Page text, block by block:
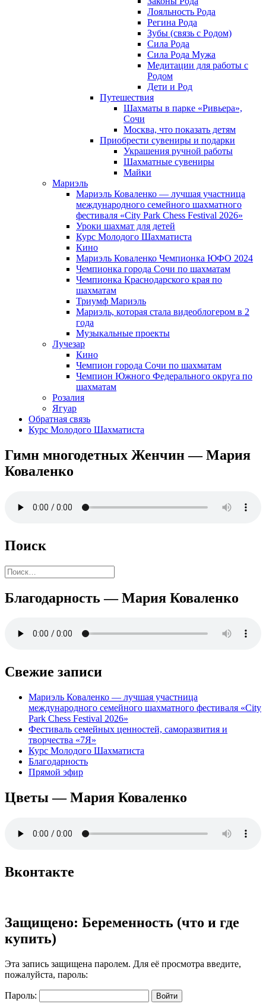
Лояльность Рода
Регина Рода
Зубы (связь с Родом)
Сила Рода
Сила Рода Мужа
Медитации для работы с
Родом
Дети и Род
Путешествия
Шахматы в парке «Ривьера»,
Сочи
Москва, что показать детям
Приобрести сувениры и подарки
Украшения ручной работы
Шахматные сувениры
Майки
Мариэль
Мариэль Коваленко — лучшая участница
международного семейного шахматного
фестиваля «City Park Chess Festival 2026»
Уроки шахмат для детей
Курс Молодого Шахматиста
Кино
Мариэль Коваленко Чемпионка ЮФО 2024
Чемпионка города Сочи по шахматам
Чемпионка Краснодарского края по
шахматам
Триумф Мариэль
Мариэль, которая стала видеоблогером в 2
года
Музыкальные проекты
Лучезар
Кино
Чемпион города Сочи по шахматам
Чемпион Южного Федерального округа по
шахматам
Розалия
Ягуар
Обратная связь
Курс Молодого Шахматиста
Гимн многодетных Женчин — Мария
Коваленко
Поиск
Найти:
Благодарность — Мария Коваленко
Свежие записи
Мариэль Коваленко — лучшая участница
международного семейного шахматного фестиваля «City
Park Chess Festival 2026»
Фестиваль семейных ценностей, саморазвития и
творчества «7Я»
Курс Молодого Шахматиста
Благодарность
Прямой эфир
Цветы — Мария Коваленко
Вконтакте
Защищено: Беременность (что и где
купить)
Эта запись защищена паролем. Для её просмотра введите,
пожалуйста, пароль:
Пароль: